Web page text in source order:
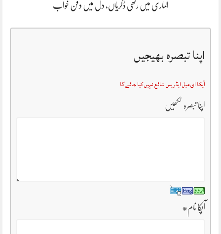
الماری میں رکھی ڈگریاں، دل میں دفن خواب
اپنا تبصرہ بھیجیں
آپکا ای میل ایڈریس شائع نہیں کیا جائے گا
اپنا تبصرہ لکھیں
آپکا نام*